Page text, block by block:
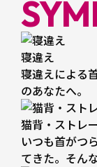
寝違え
寝違えによる
のあなたへ。
猫背・ストレ
いつも首がつ
てきた。そん